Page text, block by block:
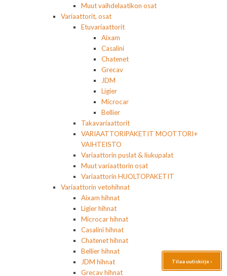
Muut vaihdelaatikon osat
Variaattorit, osat
Etuvariaattorit
Aixam
Casalini
Chatenet
Grecav
JDM
Ligier
Microcar
Bellier
Takavariaattorit
VARIAATTORIPAKETIT MOOTTORI+
VAIHTEISTO
Variaattorin puslat & liukupalat
Muut variaattorin osat
Variaattorin HUOLTOPAKETIT
Variaattorin vetohihnat
Aixam hihnat
Ligier hihnat
Microcar hihnat
Casalini hihnat
Chatenet hihnat
Bellier hihnat
JDM hihnat
Grecav hihnat
Tilaa uutiskirje ›